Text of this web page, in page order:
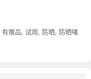
有赠品, 试用, 防晒, 防晒啫